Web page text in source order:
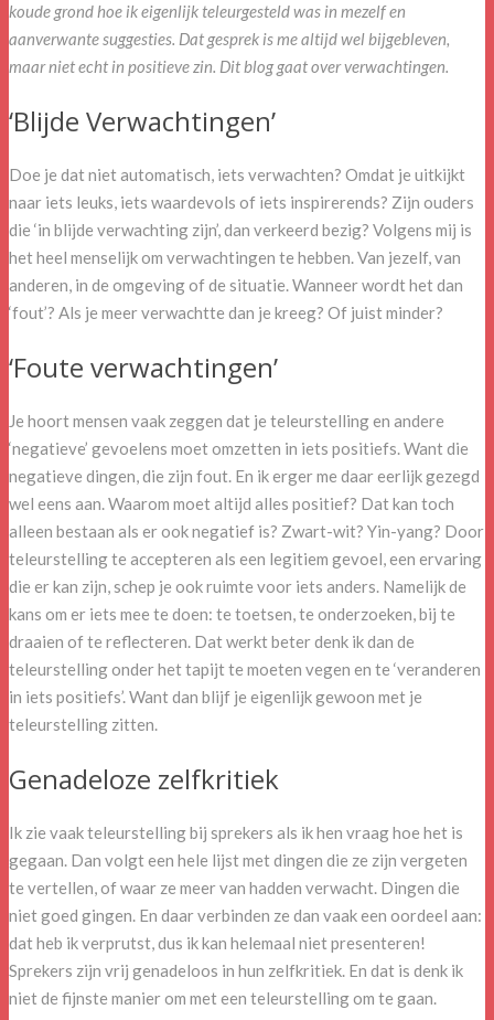
koude grond hoe ik eigenlijk teleurgesteld was in mezelf en
aanverwante suggesties. Dat gesprek is me altijd wel bijgebleven,
maar niet echt in positieve zin. Dit blog gaat over verwachtingen.
‘Blijde Verwachtingen’
Doe je dat niet automatisch, iets verwachten? Omdat je uitkijkt
naar iets leuks, iets waardevols of iets inspirerends? Zijn ouders
die ‘in blijde verwachting zijn’, dan verkeerd bezig? Volgens mij is
het heel menselijk om verwachtingen te hebben. Van jezelf, van
anderen, in de omgeving of de situatie. Wanneer wordt het dan
‘fout’? Als je meer verwachtte dan je kreeg? Of juist minder?
‘Foute verwachtingen’
Je hoort mensen vaak zeggen dat je teleurstelling en andere
‘negatieve’ gevoelens moet omzetten in iets positiefs. Want die
negatieve dingen, die zijn fout. En ik erger me daar eerlijk gezegd
wel eens aan. Waarom moet altijd alles positief? Dat kan toch
alleen bestaan als er ook negatief is? Zwart-wit? Yin-yang? Door
teleurstelling te accepteren als een legitiem gevoel, een ervaring
die er kan zijn, schep je ook ruimte voor iets anders. Namelijk de
kans om er iets mee te doen: te toetsen, te onderzoeken, bij te
draaien of te reflecteren. Dat werkt beter denk ik dan de
teleurstelling onder het tapijt te moeten vegen en te ‘veranderen
in iets positiefs’. Want dan blijf je eigenlijk gewoon met je
teleurstelling zitten.
Genadeloze zelfkritiek
Ik zie vaak teleurstelling bij sprekers als ik hen vraag hoe het is
gegaan. Dan volgt een hele lijst met dingen die ze zijn vergeten
te vertellen, of waar ze meer van hadden verwacht. Dingen die
niet goed gingen. En daar verbinden ze dan vaak een oordeel aan:
dat heb ik verprutst, dus ik kan helemaal niet presenteren!
Sprekers zijn vrij genadeloos in hun zelfkritiek. En dat is denk ik
niet de fijnste manier om met een teleurstelling om te gaan.